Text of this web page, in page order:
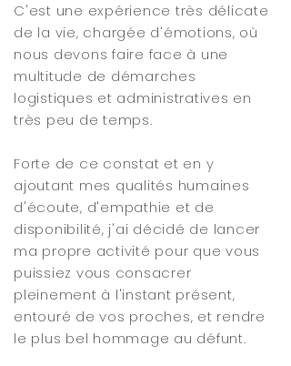
C'est une expérience très délicate
de la vie, chargée d'émotions, où
nous devons faire face à une
multitude de démarches
logistiques et administratives en
très peu de temps.
Forte de ce constat et en y
ajoutant mes qualités humaines
d'écoute, d'empathie et de
disponibilité, j'ai décidé de lancer
ma propre activité pour que vous
puissiez vous consacrer
pleinement à l'instant présent,
entouré de vos proches, et rendre
le plus bel hommage au défunt.